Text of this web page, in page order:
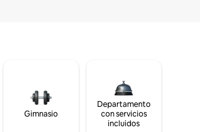
Gimnasio
Departamento
con servicios
incluidos